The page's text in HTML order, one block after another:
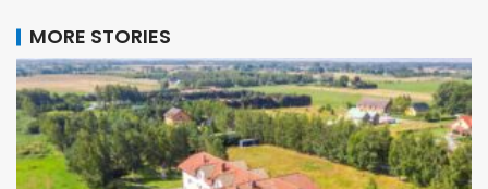
MORE STORIES